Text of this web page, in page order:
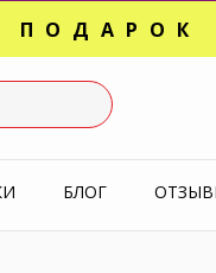
ОТ
БЛОГ